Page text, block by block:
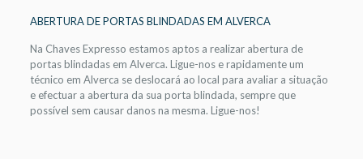
ABERTURA DE PORTAS BLINDADAS EM ALVERCA
Na Chaves Expresso estamos aptos a realizar abertura de
portas blindadas em Alverca. Ligue-nos e rapidamente um
técnico em Alverca se deslocará ao local para avaliar a situação
e efectuar a abertura da sua porta blindada, sempre que
possível sem causar danos na mesma. Ligue-nos!